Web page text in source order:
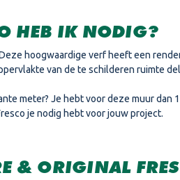
HEB IK NODIG?
hoogwaardige verf heeft een
van de te schilderen ruimte
meter? Je hebt voor deze muur dan
je nodig hebt voor jouw project.
& ORIGINAL